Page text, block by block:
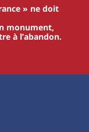
» ne doit
monument,
à l’abandon.